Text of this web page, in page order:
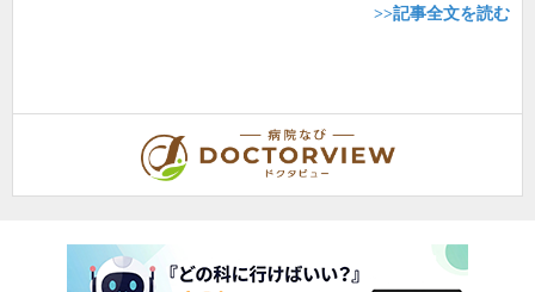
>>記事全文を読む